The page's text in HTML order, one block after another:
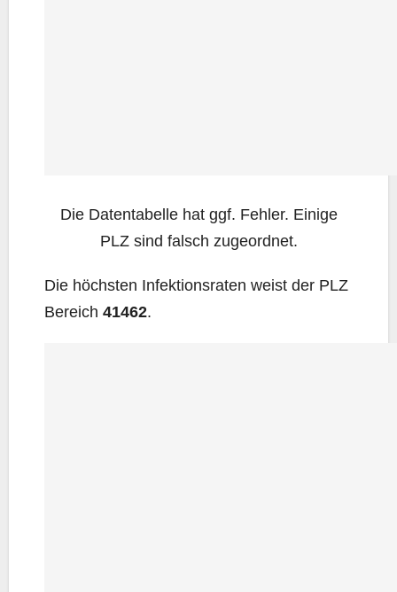
Die Daten­ta­bel­le hat ggf. Feh­ler. Eini­ge
PLZ sind falsch zugeordnet.
Die höchs­ten Infek­ti­ons­ra­ten weist der PLZ
Bereich 41462.